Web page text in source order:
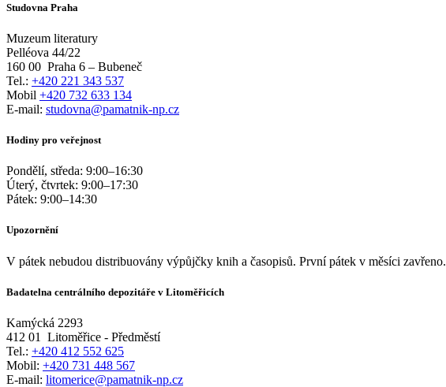
Studovna Praha
Muzeum literatury
Pelléova 44/22
160 00 Praha 6 – Bubeneč
Tel.: +420 221 343 537
Mobil +420 732 633 134
E-mail: studovna@pamatnik-np.cz
Hodiny pro veřejnost
Pondělí, středa: 9:00–16:30
Úterý, čtvrtek: 9:00–17:30
Pátek: 9:00–14:30
Upozornění
V pátek nebudou distribuovány výpůjčky knih a časopisů. První pátek v měsíci zavřeno.
Badatelna centrálního depozitáře v Litoměřicích
Kamýcká 2293
412 01
Litoměřice - Předměstí
Tel.: +420 412 552 625
Mobil: +420 731 448 567
E-mail: litomerice@pamatnik-np.cz